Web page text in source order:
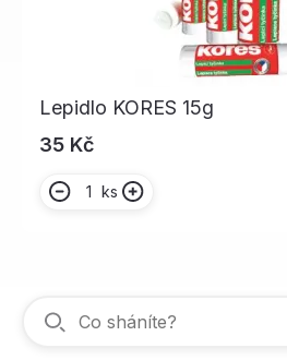
Lepidlo KORES 15g
35 Kč
ks